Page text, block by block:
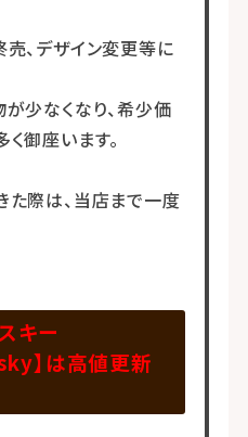
、デザイン変更等に
少なくなり、希少価
御座います。
た際は、当店まで一度
キー
】は高値更新